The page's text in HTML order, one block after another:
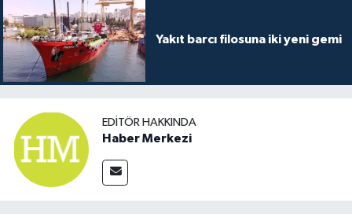
Yakıt barcı filosuna iki yeni gemi
EDITÖR HAKKINDA
Haber Merkezi